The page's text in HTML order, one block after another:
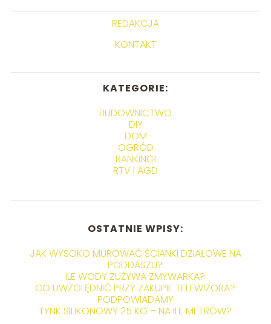
REDAKCJA
KONTAKT
KATEGORIE:
BUDOWNICTWO
DIY
DOM
OGRÓD
RANKINGI
RTV I AGD
OSTATNIE WPISY:
JAK WYSOKO MUROWAĆ ŚCIANKI DZIAŁOWE NA
PODDASZU?
ILE WODY ZUŻYWA ZMYWARKA?
CO UWZGLĘDNIĆ PRZY ZAKUPIE TELEWIZORA?
PODPOWIADAMY
TYNK SILIKONOWY 25 KG – NA ILE METRÓW?